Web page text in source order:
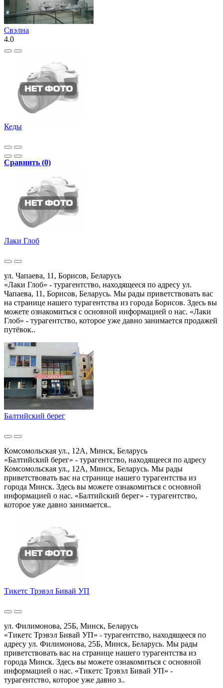
Свэлна
4.0
Кеды
Сравнить (0)
Лаки Глоб
ул. Чапаева, 11, Борисов, Беларусь
«Лаки Глоб» - турагентство, находящееся по адресу ул.
Чапаева, 11, Борисов, Беларусь. Мы рады приветствовать вас
на странице нашего турагентства из города Борисов. Здесь вы
можете ознакомиться с основной информацией о нас. «Лаки
Глоб» - турагентство, которое уже давно занимается продажей
путёвок..
Балтийский берег
Комсомольская ул., 12А, Минск, Беларусь
«Балтийский берег» - турагентство, находящееся по адресу
Комсомольская ул., 12А, Минск, Беларусь. Мы рады
приветствовать вас на странице нашего турагентства из
города Минск. Здесь вы можете ознакомиться с основной
информацией о нас. «Балтийский берег» - турагентство,
которое уже давно занимается..
Тикетс Трэвэл Бивай УП
ул. Филимонова, 25Б, Минск, Беларусь
«Тикетс Трэвэл Бивай УП» - турагентство, находящееся по
адресу ул. Филимонова, 25Б, Минск, Беларусь. Мы рады
приветствовать вас на странице нашего турагентства из
города Минск. Здесь вы можете ознакомиться с основной
информацией о нас. «Тикетс Трэвэл Бивай УП» -
турагентство, которое уже давно з..